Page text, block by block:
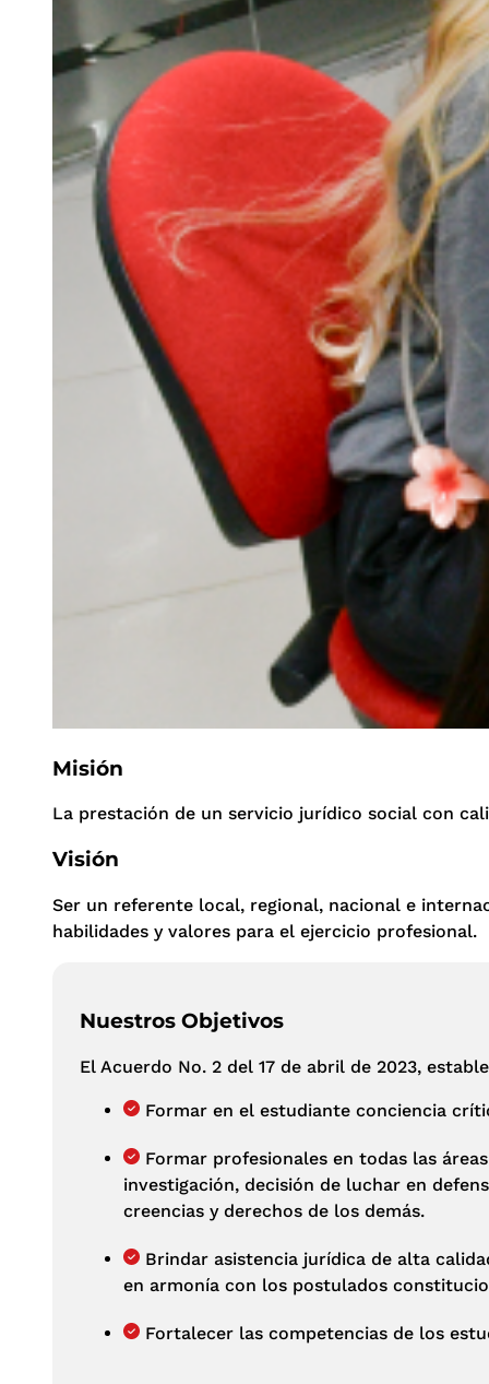
Misión
La prestación de un servicio jurídico social con
Visión
Ser un referente local, regional, nacional e
habilidades y valores para el ejercicio profesional.
Nuestros Objetivos
El Acuerdo No. 2 del 17 de abril de 2023,
Formar en el estudiante conciencia
Formar profesionales en todas las
investigación, decisión de luchar en
creencias y derechos de los demás.
Brindar asistencia jurídica de alta
en armonía con los postulados
Fortalecer las competencias de los